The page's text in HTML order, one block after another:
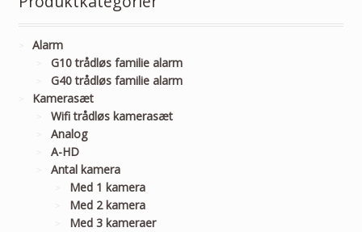
Alarm
G10 trådløs familie alarm
G40 trådløs familie alarm
Kamerasæt
Wifi trådløs kamerasæt
Analog
A-HD
Antal kamera
Med 1 kamera
Med 2 kamera
Med 3 kameraer